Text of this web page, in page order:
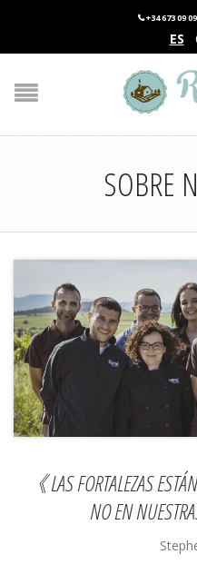
+34 673 09
ES
SOBRE
《 LAS FORTALEZAS
NO EN